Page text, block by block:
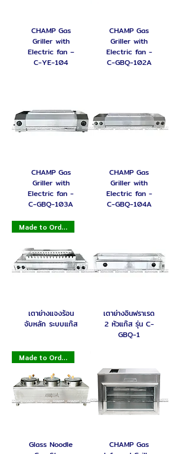
CHAMP Gas
Griller with
Electric fan –
C-YE-104
CHAMP Gas
Griller with
Electric fan -
C-GBQ-102A
CHAMP Gas
Griller with
Electric fan -
C-GBQ-103A
CHAMP Gas
Griller with
Electric fan -
C-GBQ-104A
Made to Order
เตาย่างแจงร้อน
จับหลัก ระบบแก๊ส
เตาย่างอินฟราเรด
2 หัวแก๊ส รุ่น C-
GBQ-1
Made to Order
Glass Noodle
CHAMP Gas